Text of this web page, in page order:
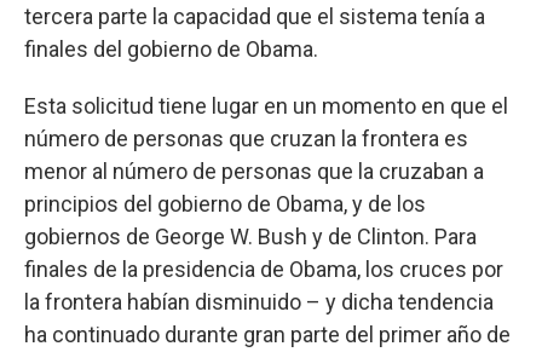
tercera parte la capacidad que el sistema tenía a
finales del gobierno de Obama.
Esta solicitud tiene lugar en un momento en que el
número de personas que cruzan la frontera es
menor al número de personas que la cruzaban a
principios del gobierno de Obama, y de los
gobiernos de George W. Bush y de Clinton. Para
finales de la presidencia de Obama, los cruces por
la frontera habían disminuido – y dicha tendencia
ha continuado durante gran parte del primer año de